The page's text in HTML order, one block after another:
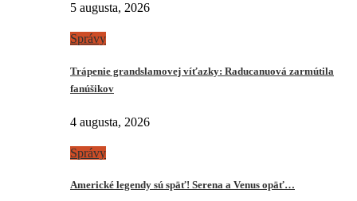
5 augusta, 2026
Správy
Trápenie grandslamovej víťazky: Raducanuová zarmútila
fanúšikov
4 augusta, 2026
Správy
Americké legendy sú späť! Serena a Venus opäť…